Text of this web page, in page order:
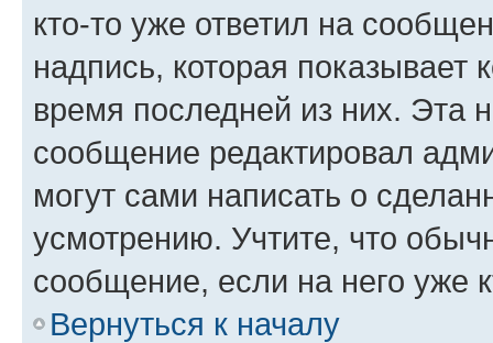
кто-то уже ответил на
надпись, которая показывает
время последней из них. Эта
сообщение редактировал
могут сами написать о
усмотрению. Учтите, что
сообщение, если на него уже
Вернуться к началу